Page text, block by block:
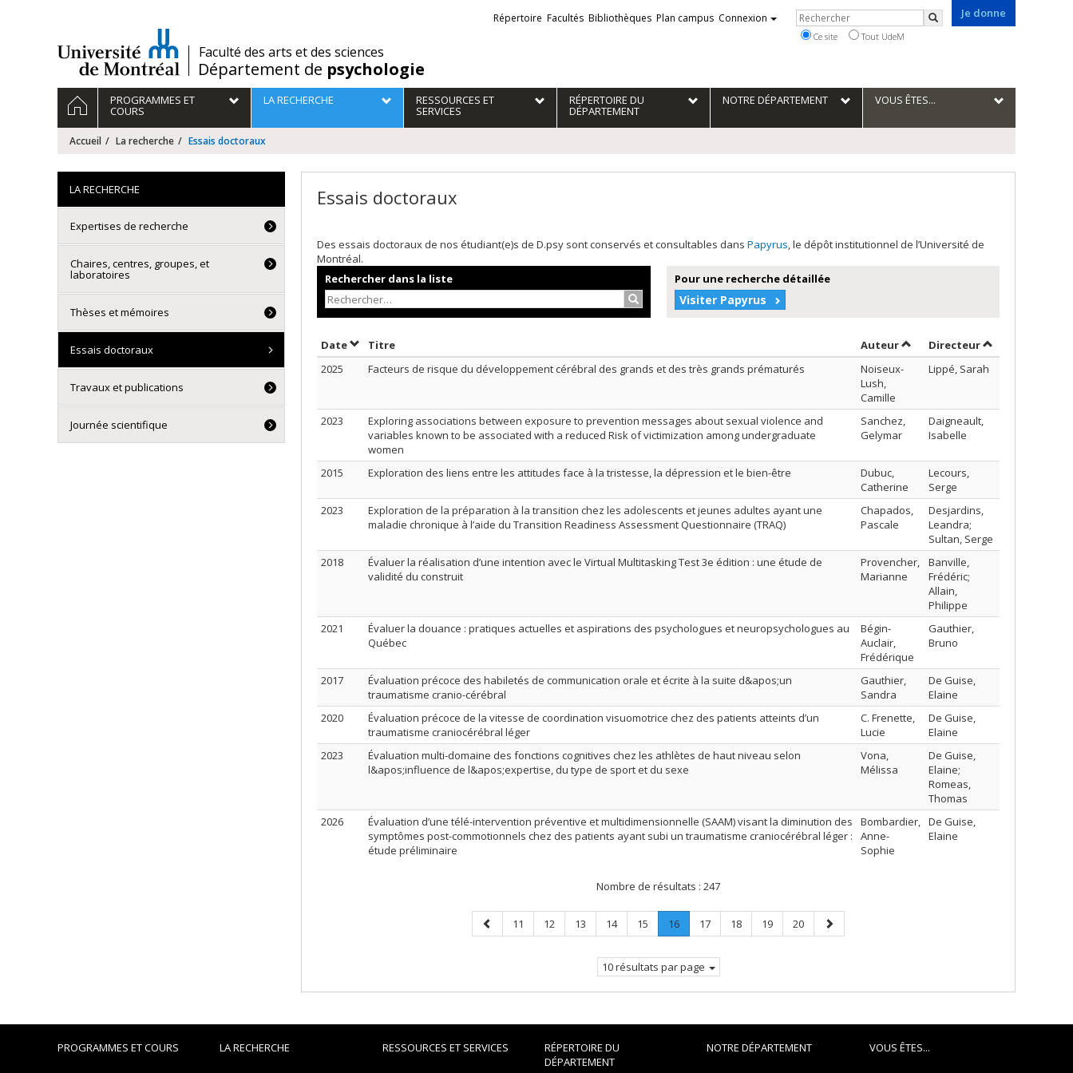
/Faculté des arts et des sciences
Département de psychologie
Je donne
Liens
externes
Répertoire Facultés Bibliothèques Plan campus Connexion Rechercher
Rechercher
Ce site Tout UdeM
Navigation
principale
ACCUEILPROGRAMMES ET
COURS
LA RECHERCHE RESSOURCES ET
SERVICES
RÉPERTOIRE DU
DÉPARTEMENT
NOTRE DÉPARTEMENT VOUS ÊTES...
Accueil La recherche Essais doctoraux
Essais doctoraux
Des essais doctoraux de nos étudiant(e)s de D.psy sont conservés et consultables dans Papyrus, le dépôt institutionnel de l’Université de
Montréal.
Rechercher dans la liste
Rechercher…
Pour une recherche détaillée
Visiter Papyrus
DateTrier par date en ordre décroissant
Titre AuteurTrier par auteur en ordre
Directeurpar
2025
Facteurs de risque du développement cérébral des grands et des très grands prématurés
Noiseux-
Lush,
Camille
Lippé, Sarah
2023
Exploring associations between exposure to prevention messages about sexual violence and
variables known to be associated with a reduced Risk of victimization among undergraduate
women
Sanchez,
Gelymar
Daigneault,
Isabelle
2015 Exploration des liens entre les attitudes face à la tristesse, la dépression et le bien-être
Dubuc,
Catherine
Lecours,
Serge
2023
Exploration de la préparation à la transition chez les adolescents et jeunes adultes ayant une
maladie chronique à l’aide du Transition Readiness Assessment Questionnaire (TRAQ)
Chapados,
Pascale
Desjardins,
Leandra;
Sultan, Serge
2018
Évaluer la réalisation d’une intention avec le Virtual Multitasking Test 3e édition : une étude de
validité du construit
Provencher,
Marianne
Banville,
Frédéric;
Allain,
Philippe
2021
Évaluer la douance : pratiques actuelles et aspirations des psychologues et neuropsychologues au
Québec
Bégin-
Auclair,
Frédérique
Gauthier,
Bruno
2017
Évaluation précoce des habiletés de communication orale et écrite à la suite d&apos;un
traumatisme cranio-cérébral
Gauthier,
Sandra
De Guise,
Elaine
2020
Évaluation précoce de la vitesse de coordination visuomotrice chez des patients atteints d’un
traumatisme craniocérébral léger
C. Frenette,
Lucie
De Guise,
Elaine
2023
Évaluation multi-domaine des fonctions cognitives chez les athlètes de haut niveau selon
l&apos;influence de l&apos;expertise, du type de sport et du sexe
Vona,
Mélissa
De Guise,
Elaine;
Romeas,
Thomas
2026
Évaluation d’une télé-intervention préventive et multidimensionnelle (SAAM) visant la diminution des
symptômes post-commotionnels chez des patients ayant subi un traumatisme craniocérébral léger :
étude préliminaire
Bombardier,
Anne-
Sophie
De Guise,
Elaine
Nombre de résultats : 247
Page
précédente
Page
11 Page
12 Page
13 Page
14 Page
15 Page
16.
Page
Page
17 Page
18 Page
19 Page
20
Page
suivante
10 résultats par page
LA RECHERCHE
Expertises de recherche
Chaires, centres, groupes, et
laboratoires
Thèses et mémoires
Essais doctoraux
Travaux et publications
Journée scientifique
PROGRAMMES ET COURS LA RECHERCHE RESSOURCES ET SERVICES
RÉPERTOIRE DU
DÉPARTEMENT
NOTRE DÉPARTEMENT VOUS ÊTES...